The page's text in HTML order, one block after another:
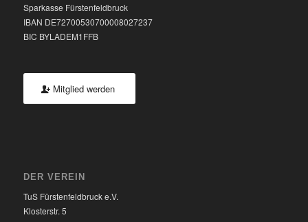
Sparkasse Fürstenfeldbruck
IBAN DE72700530700008027237
BIC BYLADEM1FFB
Mitglied werden
DER VEREIN
TuS Fürstenfeldbruck e.V.
Klosterstr. 5